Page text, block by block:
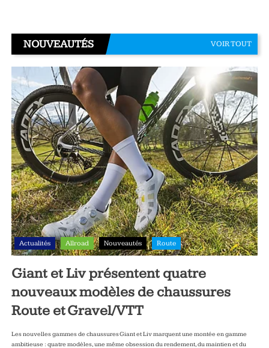
NOUVEAUTÉS VOIR TOUT
Actualités Allroad Nouveautés Route
Giant et Liv présentent quatre
nouveaux modèles de chaussures
Route et Gravel/VTT
Les nouvelles gammes de chaussures Giant et Liv marquent une montée en gamme
ambitieuse : quatre modèles, une même obsession du rendement, du maintien et du